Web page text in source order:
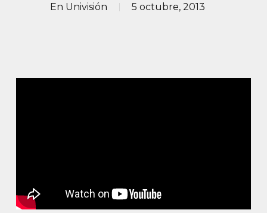
En Univisión 5 octubre, 2013